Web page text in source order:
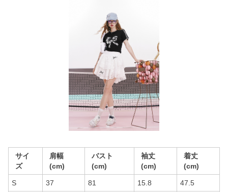
サイ
ズ
肩幅
(cm)
バスト
(cm)
袖丈
(cm)
着丈
(cm)
S 37 81 15.8 47.5